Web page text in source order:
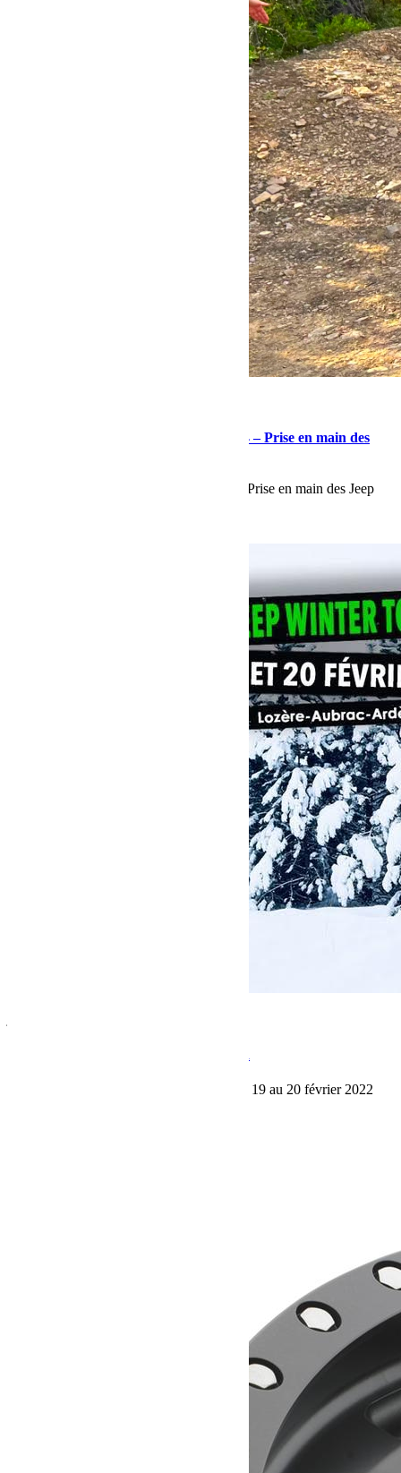
Préparation au Rallye des Gazelles 2024 – Prise en main des
Préparation au Rallye des Gazelles 2024 - Prise en main des Jeep
Jeep Winter Tour 2022 BumperOffroad du 19 au 20 février 2022